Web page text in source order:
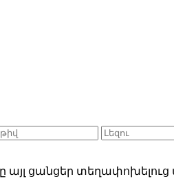
ցանցեր տեղափոխելուց